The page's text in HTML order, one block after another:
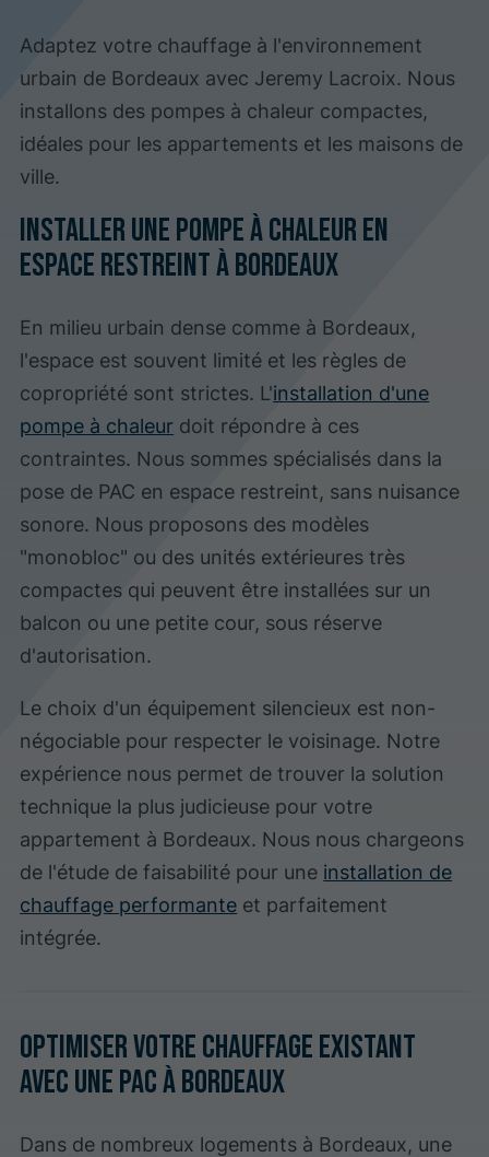
Adaptez votre chauffage à l'environnement
urbain de Bordeaux avec Jeremy Lacroix. Nous
installons des pompes à chaleur compactes,
idéales pour les appartements et les maisons de
ville.
Installer une pompe à chaleur en
espace restreint à Bordeaux
En milieu urbain dense comme à Bordeaux,
l'espace est souvent limité et les règles de
copropriété sont strictes. L'installation d'une
pompe à chaleur doit répondre à ces
contraintes. Nous sommes spécialisés dans la
pose de PAC en espace restreint, sans nuisance
sonore. Nous proposons des modèles
"monobloc" ou des unités extérieures très
compactes qui peuvent être installées sur un
balcon ou une petite cour, sous réserve
d'autorisation.
Le choix d'un équipement silencieux est non-
négociable pour respecter le voisinage. Notre
expérience nous permet de trouver la solution
technique la plus judicieuse pour votre
appartement à Bordeaux. Nous nous chargeons
de l'étude de faisabilité pour une installation de
chauffage performante et parfaitement
intégrée.
Optimiser votre chauffage existant
avec une PAC à Bordeaux
Dans de nombreux logements à Bordeaux, une